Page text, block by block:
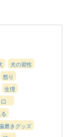
犬の習性
怒り
生理
口
磨きグッズ